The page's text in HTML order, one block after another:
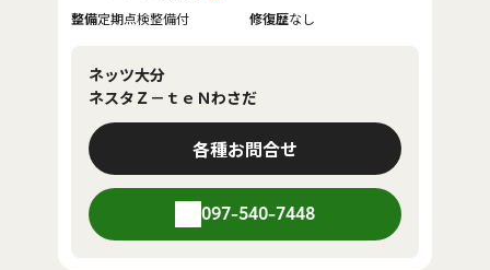
整備定期点検整備付 修復歴なし
ネッツ大分
ネスタＺ－ｔｅＮわさだ
各種お問合せ
097-540-7448